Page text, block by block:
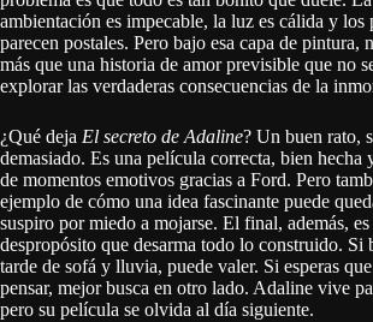
ambientación es impecable, la luz es cálida y los
parecen postales. Pero bajo esa capa de pintura,
más que una historia de amor previsible que no
explorar las verdaderas consecuencias de la
¿Qué deja El secreto de Adaline? Un buen rato,
demasiado. Es una película correcta, bien hecha
de momentos emotivos gracias a Ford. Pero
ejemplo de cómo una idea fascinante puede
suspiro por miedo a mojarse. El final, además, es
despropósito que desarma todo lo construido. Si
tarde de sofá y lluvia, puede valer. Si esperas
pensar, mejor busca en otro lado. Adaline vive
pero su película se olvida al día siguiente.